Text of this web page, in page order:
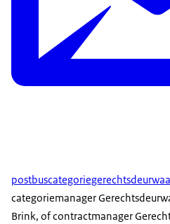
categoriemanager
Brink, of contractmanager